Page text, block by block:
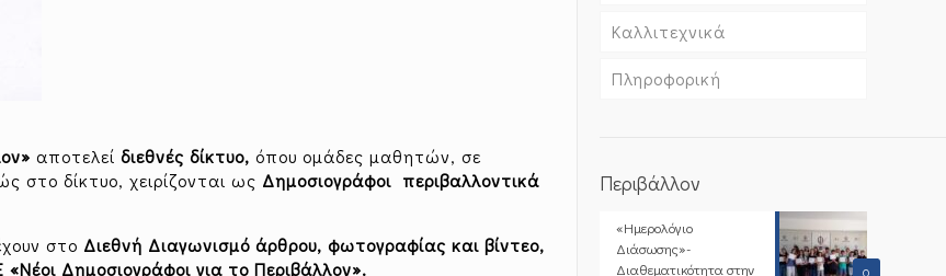
αποτελείδιεθνές δίκτυο, όπου ομάδες μαθητών, σε
στο δίκτυο, χειρίζονται ως Δημοσιογράφοι περιβαλλοντικά
στο Διεθνή Διαγωνισμό άρθρου, φωτογραφίας και βίντεο,
«Νέοι Δημοσιογράφοι για το Περιβάλλον».
Καλλιτεχνικά
Πληροφορική
Περιβάλλον
0
«Ημερολόγιο
Διάσωσης»-
Διαθεματικότητα στην